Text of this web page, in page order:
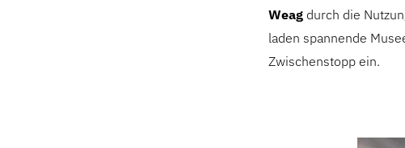
Weag durch die
laden spannende
Zwischenstopp ein.